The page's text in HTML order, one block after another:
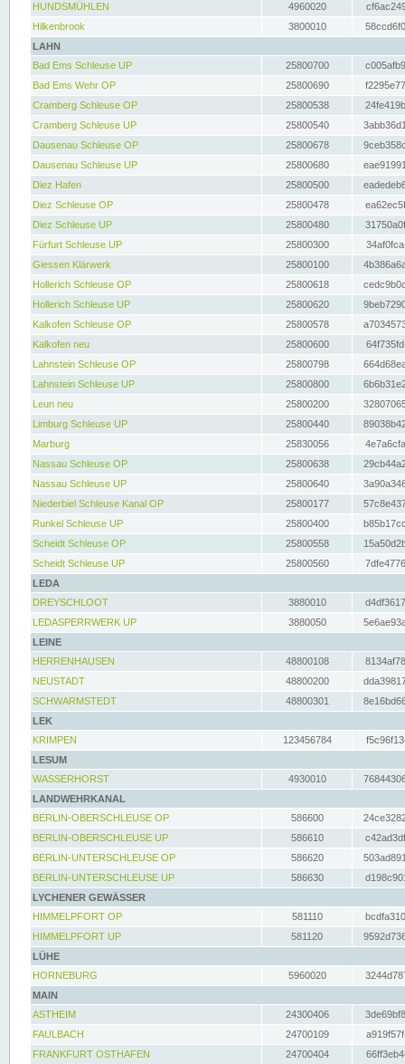
HUNDSMÜHLEN
4960020
Hilkenbrook
3800010
LAHN
Bad Ems Schleuse UP
25800700
Bad Ems Wehr OP
25800690
Cramberg Schleuse OP
25800538
Cramberg Schleuse UP
25800540
Dausenau Schleuse OP
25800678
Dausenau Schleuse UP
25800680
Diez Hafen
25800500
Diez Schleuse OP
25800478
Diez Schleuse UP
25800480
Fürfurt Schleuse UP
25800300
Giessen Klärwerk
25800100
Hollerich Schleuse OP
25800618
Hollerich Schleuse UP
25800620
Kalkofen Schleuse OP
25800578
Kalkofen neu
25800600
Lahnstein Schleuse OP
25800798
Lahnstein Schleuse UP
25800800
Leun neu
25800200
Limburg Schleuse UP
25800440
Marburg
25830056
Nassau Schleuse OP
25800638
Nassau Schleuse UP
25800640
Niederbiel Schleuse Kanal OP
25800177
Runkel Schleuse UP
25800400
Scheidt Schleuse OP
25800558
Scheidt Schleuse UP
25800560
LEDA
DREYSCHLOOT
3880010
LEDASPERRWERK UP
3880050
LEINE
HERRENHAUSEN
48800108
NEUSTADT
48800200
SCHWARMSTEDT
48800301
LEK
KRIMPEN
123456784
LESUM
WASSERHORST
4930010
LANDWEHRKANAL
BERLIN-OBERSCHLEUSE OP
586600
BERLIN-OBERSCHLEUSE UP
586610
BERLIN-UNTERSCHLEUSE OP
586620
BERLIN-UNTERSCHLEUSE UP
586630
LYCHENER GEWÄSSER
HIMMELPFORT OP
581110
HIMMELPFORT UP
581120
LÜHE
HORNEBURG
5960020
MAIN
ASTHEIM
24300406
FAULBACH
24700109
FRANKFURT OSTHAFEN
24700404